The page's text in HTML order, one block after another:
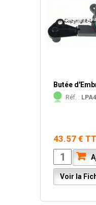
Butée
Réf. :
43.57 €
Voir la